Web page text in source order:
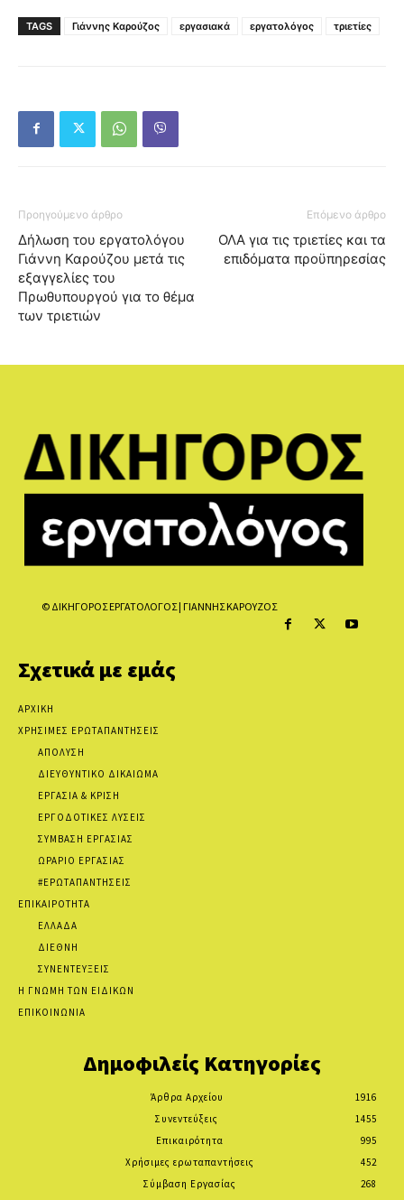
TAGS Γιάννης Καρούζος εργασιακά εργατολόγος τριετίες
Προηγούμενο άρθρο
Δήλωση του εργατολόγου
Γιάννη Καρούζου μετά τις
εξαγγελίες του
Πρωθυπουργού για το θέμα
των τριετιών
Επόμενο άρθρο
ΟΛΑ για τις τριετίες και τα
επιδόματα προϋπηρεσίας
© ΔΙΚΗΓΟΡΟΣ ΕΡΓΑΤΟΛΟΓΟΣ | ΓΙΑΝΝΗΣ ΚΑΡΟΥΖΟΣ
Σχετικά με εμάς
ΑΡΧΙΚΗ
ΧΡΗΣΙΜΕΣ ΕΡΩΤΑΠΑΝΤΗΣΕΙΣ
ΑΠΟΛΥΣΗ
ΔΙΕΥΘΥΝΤΙΚΟ ΔΙΚΑΙΩΜΑ
ΕΡΓΑΣΙΑ & ΚΡΙΣΗ
ΕΡΓΟΔΟΤΙΚΕΣ ΛΥΣΕΙΣ
ΣΥΜΒΑΣΗ ΕΡΓΑΣΙΑΣ
ΩΡΑΡΙΟ ΕΡΓΑΣΙΑΣ
#ΕΡΩΤΑΠΑΝΤΗΣΕΙΣ
ΕΠΙΚΑΙΡΟΤΗΤΑ
ΕΛΛΑΔΑ
ΔΙΕΘΝΗ
ΣΥΝΕΝΤΕΥΞΕΙΣ
Η ΓΝΩΜΗ ΤΩΝ ΕΙΔΙΚΩΝ
ΕΠΙΚΟΙΝΩΝΙΑ
Δημοφιλείς Κατηγορίες
Άρθρα Αρχείου
1916
Συνεντεύξεις
1455
Επικαιρότητα
995
Χρήσιμες ερωταπαντήσεις
452
Σύμβαση Εργασίας
268